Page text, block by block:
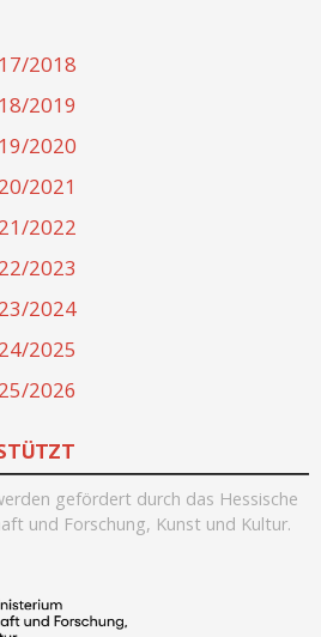
2018
2019
2020
2021
2022
2023
2024
2025
2026
gefördert durch das Hessische
und Forschung, Kunst und Kultur.